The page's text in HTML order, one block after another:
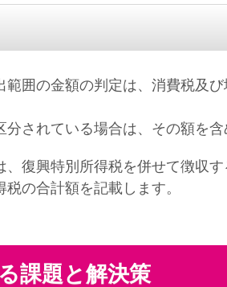
囲の金額の判定は、消費税及
されている場合は、その額を含
復興特別所得税を併せて徴収
の合計額を記載します。
課題と解決策